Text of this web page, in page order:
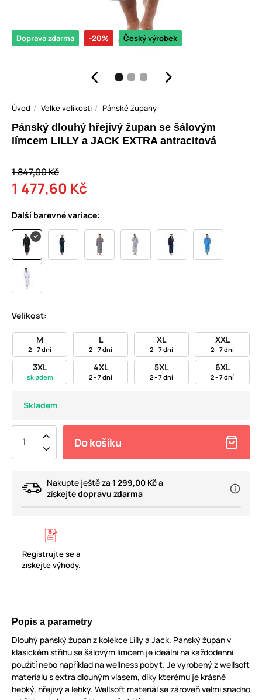
Doprava zdarma -20% Český výrobek
Úvod Velké velikosti Pánské župany
Pánský dlouhý hřejivý župan se šálovým
límcem LILLY a JACK EXTRA antracitová
1 847,00 Kč
1 477,60 Kč
Další barevné variace:
Velikost:
M
2 - 7 dní
L
2 - 7 dní
XL
2 - 7 dní
XXL
2 - 7 dní
3XL
skladem
4XL
2 - 7 dní
5XL
2 - 7 dní
6XL
2 - 7 dní
Skladem
Do košíku
Nakupte ještě za 1 299,00 Kča
získejtedopravu zdarma
Registrujte se a
získejte výhody.
Popis a parametry
Dlouhý pánský župan z kolekce Lilly a Jack. Pánský župan v
klasickém střihu se šálovým límcem je ideální na každodenní
použití nebo například na wellness pobyt. Je vyrobený z wellsoft
materiálu s extra dlouhým vlasem, díky kterému je krásně
hebký, hřejivý a lehký. Wellsoft materiál se zároveň velmi snadno